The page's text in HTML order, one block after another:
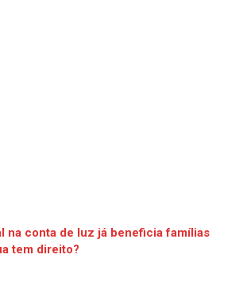
na conta de luz já beneficia famílias
tem direito?